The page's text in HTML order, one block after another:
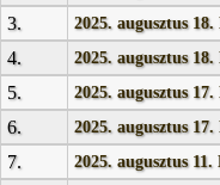
3. 2025. augusztus
4. 2025. augusztus
5. 2025. augusztus
6. 2025. augusztus
7. 2025. augusztus